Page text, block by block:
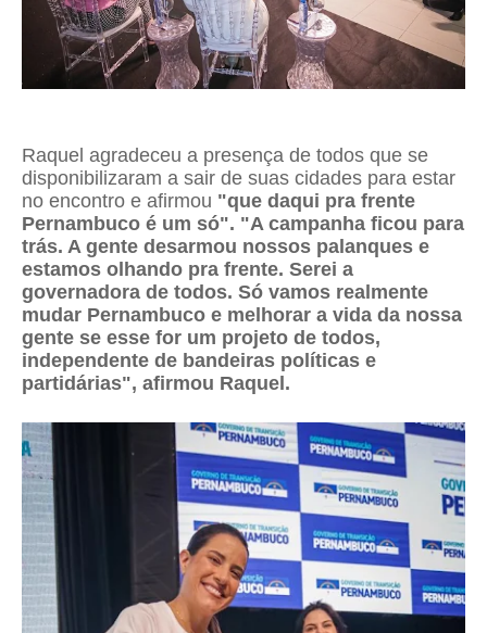
Raquel agradeceu a presença de todos que se
disponibilizaram a sair de suas cidades para estar
no encontro e afirmou "que daqui pra frente
Pernambuco é um só". "A campanha ficou para
trás. A gente desarmou nossos palanques e
estamos olhando pra frente. Serei a
governadora de todos. Só vamos realmente
mudar Pernambuco e melhorar a vida da nossa
gente se esse for um projeto de todos,
independente de bandeiras políticas e
partidárias", afirmou Raquel.